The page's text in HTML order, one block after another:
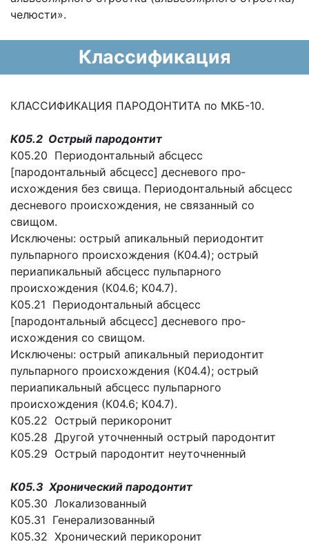
челюсти».
Классификация
КЛАССИФИКАЦИЯ ПАРОДОНТИТА по МКБ-10.
К05.2 Острый пародонтит
К05.20 Периодонтальный абсцесс
[пародонтальный абсцесс] десневого про­
исхождения без свища. Периодонтальный абсцесс
десневого проис­хождения, не связанный со
свищом.
Исключены: острый апикальный периодонтит
пульпарного проис­хождения (К04.4); острый
периапикальный абсцесс пульпарного
происхождения (К04.6; К04.7).
К05.21 Периодонтальный абсцесс
[пародонтальный абсцесс] десневого про­
исхождения со свищом.
Исключены: острый апикальный периодонтит
пульпарного проис­хождения (К04.4); острый
периапикальный абсцесс пульпарного
происхождения (К04.6; К04.7).
К05.22 Острый перикоронит
К05.28 Другой уточненный острый пародонтит
К05.29 Острый пародонтит неуточненный
К05.3 Хронический пародонтит
К05.30 Локализованный
К05.31 Генерализованный
К05.32 Хронический перикоронит